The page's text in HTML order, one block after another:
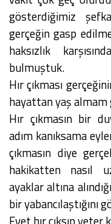
gösterdiğimiz
gerçeğin gasp
haksızlık
bulmuştuk.
Hır çıkması
hayattan yaş
Hır çıkmasın bir
adım kanıksama
çıkmasın diye
hakikatten nasıl
ayaklar altına
bir yabancılaştığını